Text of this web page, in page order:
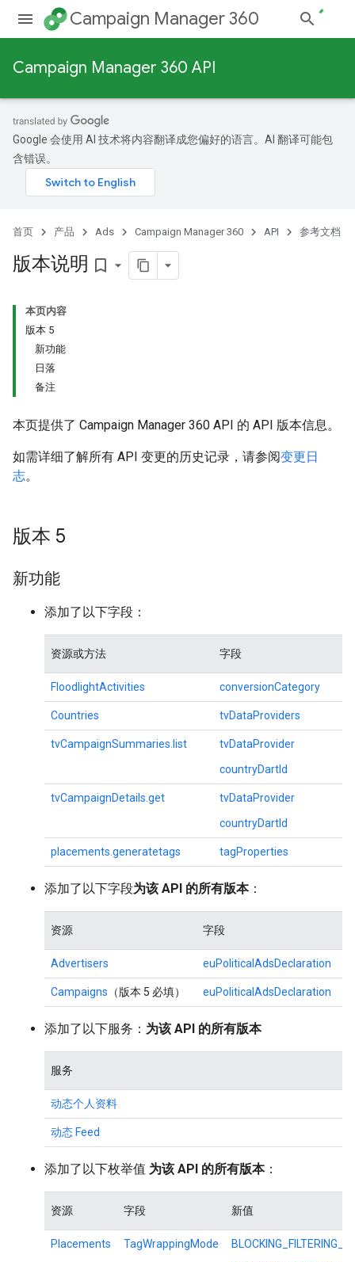
Campaign Manager 360
Campaign Manager 360 API
Google 会使用 AI 技术将内容翻译成您偏好的语言。AI 翻译可能包
含错误。
首页 产品 Ads Campaign Manager 360 API 参考文档
版本说明 bookmark_border
本页内容
版本 5
新功能
日落
备注
本页提供了 Campaign Manager 360 API 的 API 版本信息。
如需详细了解所有 API 变更的历史记录，请参阅变更日
志。
版本 5
新功能
添加了以下字段：
资源或方法 字段
FloodlightActivities conversionCategory
Countries tvDataProviders
tvCampaignSummaries.list
tvDataProvider
countryDartId
tvCampaignDetails.get
tvDataProvider
countryDartId
placements.generatetags tagProperties
添加了以下字段为该 API 的所有版本：
资源 字段
Advertisers euPoliticalAdsDeclaration
Campaigns （版本 5 必填） euPoliticalAdsDeclaration
添加了以下服务： 为该 API 的所有版本
服务
动态个人资料
动态 Feed
添加了以下枚举值 为该 API 的所有版本：
资源 字段 新值
Placements TagWrappingMode